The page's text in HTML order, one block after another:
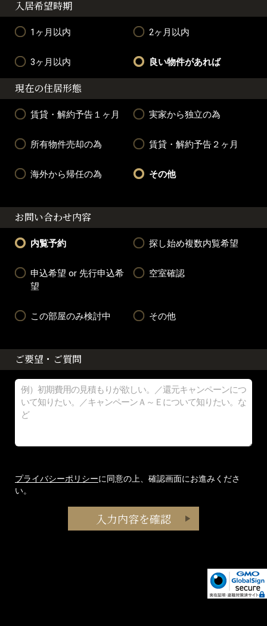
入居希望時期
1ヶ月以内 2ヶ月以内
3ヶ月以内 良い物件があれば
現在の住居形態
賃貸・解約予告１ヶ月 実家から独立の為
所有物件売却の為 賃貸・解約予告２ヶ月
海外から帰任の為 その他
お問い合わせ内容
内覧予約 探し始め複数内覧希望
申込希望 or 先行申込希
望
空室確認
この部屋のみ検討中 その他
ご要望・ご質問
プライバシーポリシーに同意の上、確認画面にお進みくださ
い。